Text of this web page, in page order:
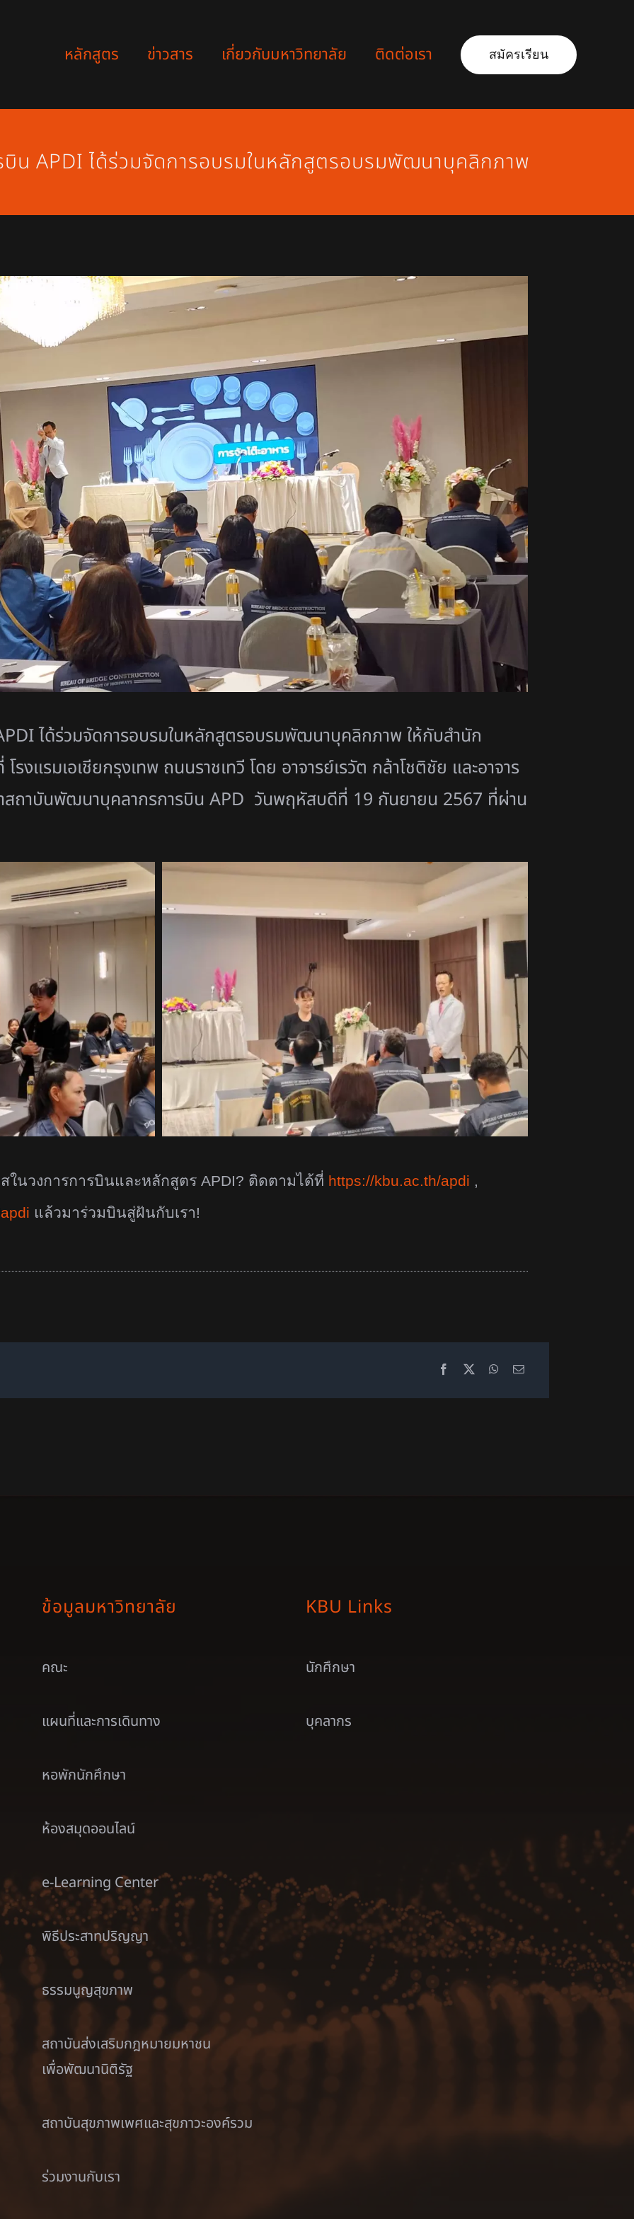
หลักสูตร ข่าวสาร เกี่ยวกับมหาวิทยาลัย ติดต่อเรา สมัครเรียน
น APDI ได้ร่วมจัดการอบรมในหลักสูตรอบรมพัฒนาบุคลิกภาพ
ได้ร่วมจัดการอบรมในหลักสูตรอบรมพัฒนาบุคลิกภาพ ให้กับสำนัก
รงแรมเอเชียกรุงเทพ ถนนราชเทวี โดย อาจารย์เรวัต กล้าโชติชัย และอาจาร
สถาบันพัฒนาบุคลากรการบิน APD วันพฤหัสบดีที่ 19 กันยายน 2567 ที่ผ่าน
ในวงการการบินและหลักสูตร APDI? ติดตามได้ที่ https://kbu.ac.th/apdi ,
แล้วมาร่วมบินสู่ฝันกับเรา!
ข้อมูลมหาวิทยาลัย
คณะ
แผนที่และการเดินทาง
หอพักนักศึกษา
ห้องสมุดออนไลน์
e-Learning Center
พิธีประสาทปริญญา
ธรรมนูญสุขภาพ
สถาบันส่งเสริมกฎหมายมหาชน
เพื่อพัฒนานิติรัฐ
สถาบันสุขภาพเพศและสุขภาวะองค์รวม
ร่วมงานกับเรา
KBU Links
นักศึกษา
บุคลากร